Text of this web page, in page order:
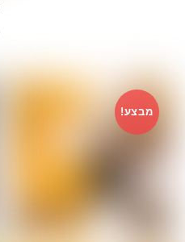
מבצע!